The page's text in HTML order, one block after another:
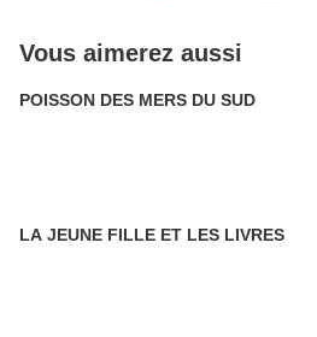
Vous aimerez aussi
POISSON DES MERS DU SUD
LA JEUNE FILLE ET LES LIVRES